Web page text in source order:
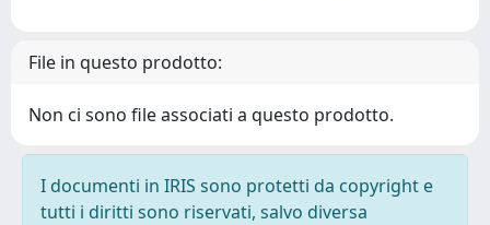
File in questo prodotto:
Non ci sono file associati a questo prodotto.
I documenti in IRIS sono protetti da copyright e
tutti i diritti sono riservati, salvo diversa